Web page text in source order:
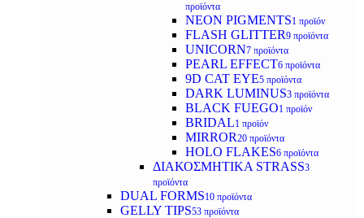
προϊόντα
NEON PIGMENTS1 προϊόν
FLASH GLITTER9 προϊόντα
UNICORN7 προϊόντα
PEARL EFFECT6 προϊόντα
9D CAT EYE5 προϊόντα
DARK LUMINUS3 προϊόντα
BLACK FUEGO1 προϊόν
BRIDAL1 προϊόν
MIRROR20 προϊόντα
HOLO FLAKES6 προϊόντα
ΔΙΑΚΟΣΜΗΤΙΚΑ STRASS3
προϊόντα
DUAL FORMS10 προϊόντα
GELLY TIPS53 προϊόντα